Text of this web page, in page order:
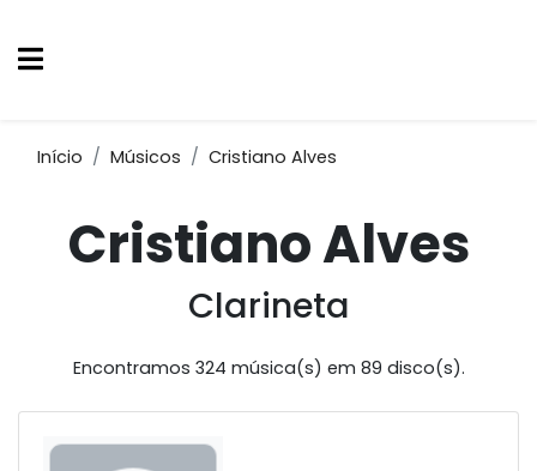
Início Músicos Cristiano Alves
Cristiano Alves
Clarineta
Encontramos 324 música(s) em 89 disco(s).